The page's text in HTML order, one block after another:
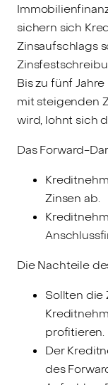
sichern sich
Zinsaufschlags
Bis zu fünf
mit steigenden
wird, lohnt sich
Das Forward-
Zinsen ab.
Die Nachteile
Sollten die
profitieren.
Der
des